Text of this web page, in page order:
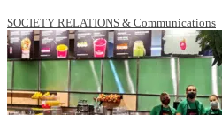
SOCIETY RELATIONS & Communications